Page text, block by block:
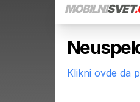
MOBILNISVET
Klikni ovde da